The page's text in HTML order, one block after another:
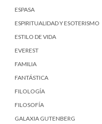
ESPASA
ESPIRITUALIDAD Y ESOTERISMO
ESTILO DE VIDA
EVEREST
FAMILIA
FANTÁSTICA
FILOLOGÍA
FILOSOFÍA
GALAXIA GUTENBERG